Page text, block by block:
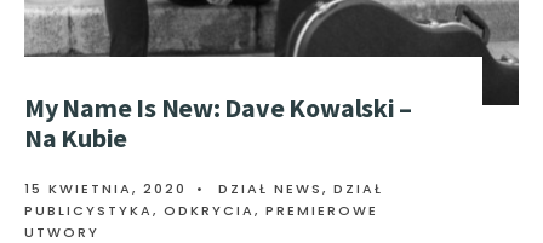
My Name Is New: Dave Kowalski –
Na Kubie
15 KWIETNIA, 2020 • DZIAŁ NEWS, DZIAŁ
PUBLICYSTYKA, ODKRYCIA, PREMIEROWE
UTWORY